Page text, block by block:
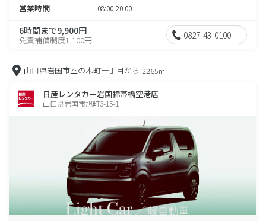
営業時間 08:00-20:00
6時間まで9,900円
免責補償制度1,100円 0827-43-0100
山口県岩国市室の木町一丁目から 2265m
日産レンタカー岩国錦帯橋空港店
山口県岩国市旭町3-15-1